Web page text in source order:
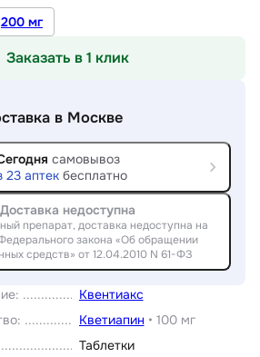
:
Квентиакс
: Кветиапин • 100 мг
Таблетки
200 мг
Заказать в 1 клик
в Москве
самовывоз
23 аптек бесплатно
Доставка недоступна
препарат, доставка недоступна на
закона «Об обращении
средств» от 12.04.2010 N 61-ФЗ